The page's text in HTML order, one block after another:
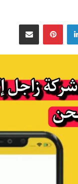
لينكدإن بينتيريستمشاركة عبر البريد